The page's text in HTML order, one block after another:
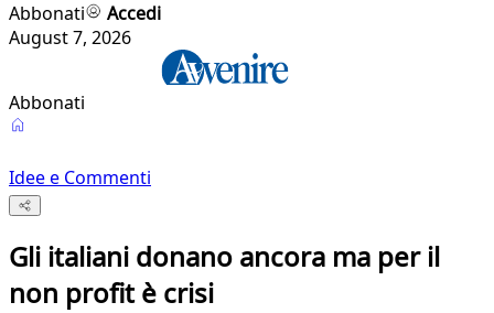
Abbonati
Accedi
August 7, 2026
Abbonati
Idee e Commenti
Gli italiani donano ancora ma per il
non profit è crisi